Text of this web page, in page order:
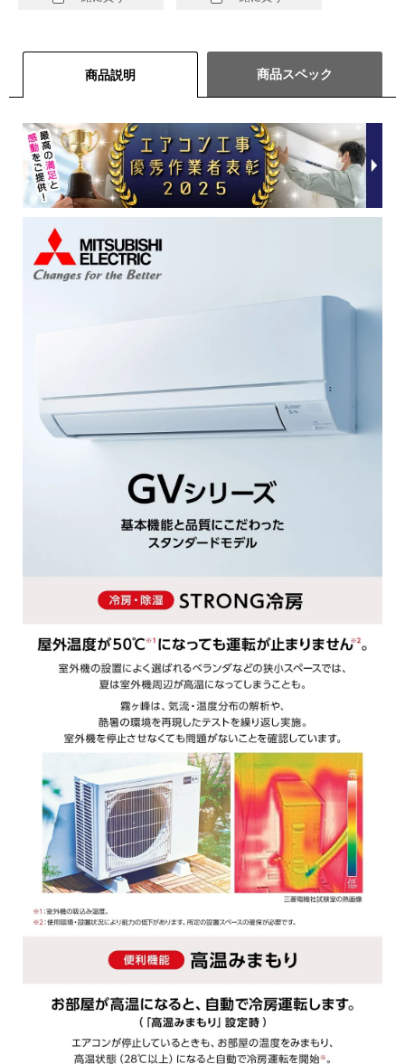
商品説明 商品スペック